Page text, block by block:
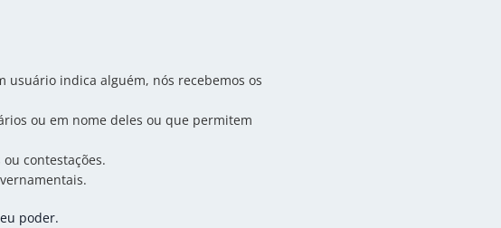
indica alguém, nós recebemos os
ou em nome deles ou que permitem
contestações.
poder.